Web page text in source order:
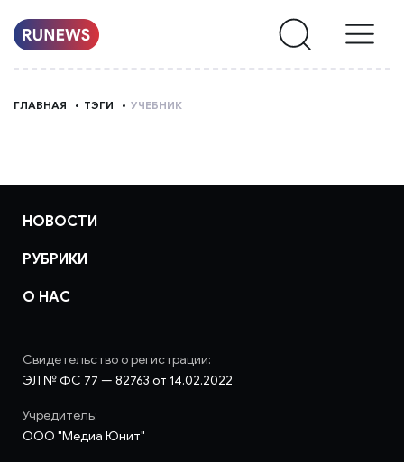
О
НАС
ГЛАВНАЯ ТЭГИ УЧЕБНИК
НОВОСТИ
РУБРИКИ
О НАС
Свидетельство о регистрации:
ЭЛ № ФС 77 — 82763 от 14.02.2022
Учредитель:
ООО "Медиа Юнит"